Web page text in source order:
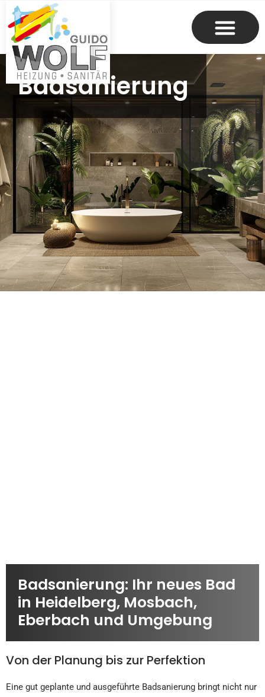
Badsanierung
Badsanierung: Ihr neues Bad
in Heidelberg, Mosbach,
Eberbach und Umgebung
Von der Planung bis zur Perfektion
Eine gut geplante und ausgeführte Badsanierung bringt nicht nur